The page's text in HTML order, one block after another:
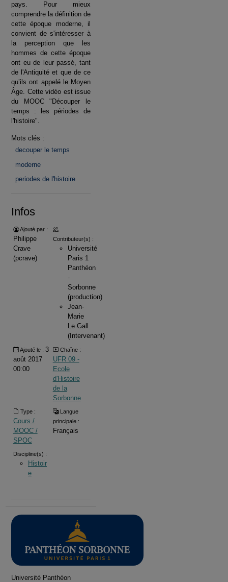
pays. Pour mieux
comprendre la définition de
cette époque moderne, il
convient de s'intéresser à
la perception que les
hommes de cette époque
ont eu de leur passé, tant
de l'Antiquité et que de ce
qu’ils ont appelé le Moyen
Âge. Cette vidéo est issue
du MOOC "Découper le
temps : les périodes de
l'histoire".
Mots clés :
decouper le temps
moderne
periodes de l'histoire
Infos
Ajouté par :
Philippe
Crave
(pcrave)
Contributeur(s) :
Université
Paris 1
Panthéon
-
Sorbonne
(production)
Jean-
Marie
Le Gall
(Intervenant)
Ajouté le : 3
août 2017
00:00
Chaîne :
UFR 09 -
Ecole
d'Histoire
de la
Sorbonne
Type :
Cours /
MOOC /
SPOC
Langue
principale :
Français
Discipline(s) :
Histoir
e
Université Panthéon